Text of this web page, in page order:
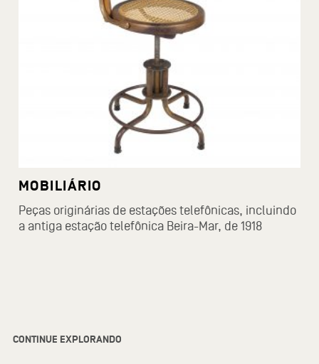
MOBILIÁRIO
Peças originárias de estações telefônicas, incluindo
a antiga estação telefônica Beira-Mar, de 1918
CONTINUE EXPLORANDO